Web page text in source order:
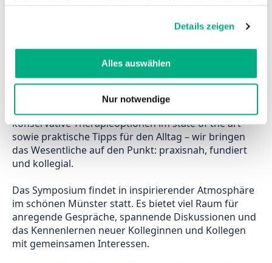
Cookies, wenn Sie unsere Webseite weiterhin nutzen.
Weitere Informationen finden Sie in
DatenschutzerklärungundImpressum
Details zeigen
Alles auswählen
Nur notwendige
medizinischen Bereich und der Versorgung tätigen
lymphologische Inhalte begeistern, mit erfahrenen
Kolleginnen und Kollegen zusammenführen.
Die gesamte Bandbreite der Gefäßmedizin – von der
modernen Diagnostik über chirurgische und
konservative Therapieoptionen im state of the art
sowie praktische Tipps für den Alltag – wir bringen
das Wesentliche auf den Punkt: praxisnah, fundiert
und kollegial.
Das Symposium findet in inspirierender Atmosphäre
im schönen Münster statt. Es bietet viel Raum für
anregende Gespräche, spannende Diskussionen und
das Kennenlernen neuer Kolleginnen und Kollegen
mit gemeinsamen Interessen.